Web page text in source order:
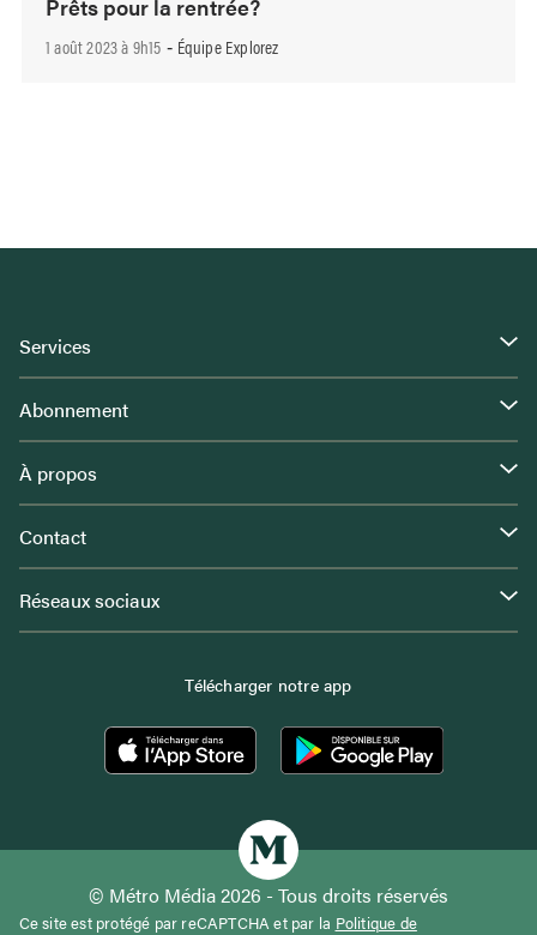
Prêts pour la rentrée?
1 août 2023 à 9h15 - Équipe Explorez
Services
Abonnement
À propos
Contact
Réseaux sociaux
Télécharger notre app
© Métro Média 2026 - Tous droits réservés
Ce site est protégé par reCAPTCHA et par la Politique de